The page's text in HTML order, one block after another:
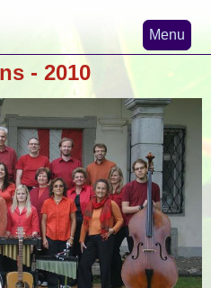
Menu
- 2010